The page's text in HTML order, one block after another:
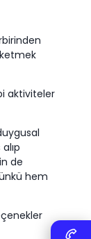
aktiviteler
de
hem